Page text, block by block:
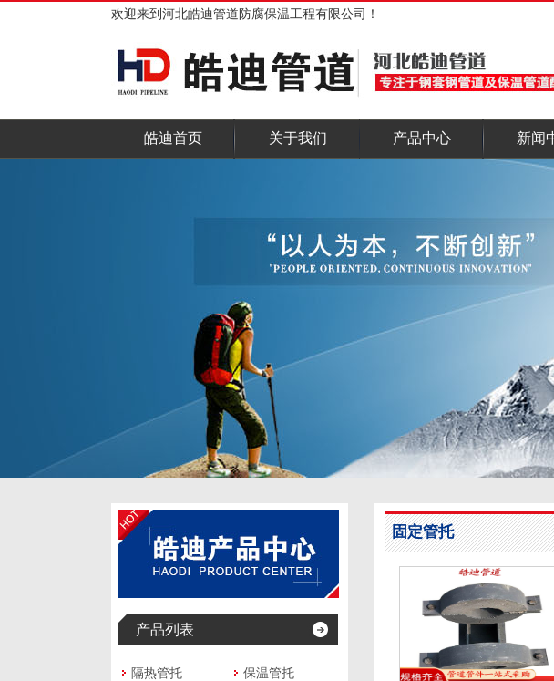
欢迎来到河北皓迪管道防腐保温工程有限公司！
皓迪首页 关于我们 产品中心 新闻
产品列表
隔热管托 保温管托
固定管托